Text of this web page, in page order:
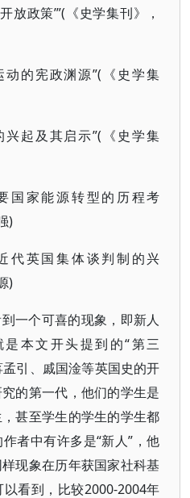
放政策’”(《史学集刊》，
的宪政渊源”(《史学集
起及其启示”(《史学集
国家能源转型的历程考
)
代英国集体谈判制的兴
)
一个可喜的现象，即新人
本文开头提到的“第三
孟引、戚国淦等英国史的开
的第一代，他们的学生是
甚至学生的学生的学生都
者中有许多是“新人”，他
现象在历年获国家社科基
看到，比较2000-2004年